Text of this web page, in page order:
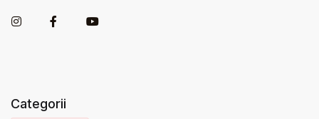
Categorii